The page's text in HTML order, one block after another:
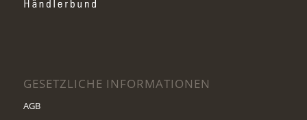
GESETZLICHE INFORMATIONEN
AGB